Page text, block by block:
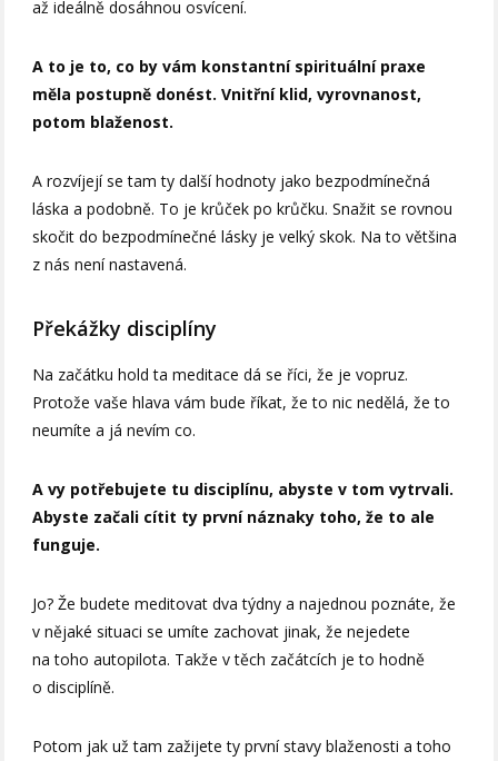
až ideálně dosáhnou osvícení.
A to je to, co by vám konstantní spirituální praxe
měla postupně donést. Vnitřní klid, vyrovnanost,
potom blaženost.
A rozvíjejí se tam ty další hodnoty jako bezpodmínečná
láska a podobně. To je krůček po krůčku. Snažit se rovnou
skočit do bezpodmínečné lásky je velký skok. Na to většina
z nás není nastavená.
Překážky disciplíny
Na začátku hold ta meditace dá se říci, že je vopruz.
Protože vaše hlava vám bude říkat, že to nic nedělá, že to
neumíte a já nevím co.
A vy potřebujete tu disciplínu, abyste v tom vytrvali.
Abyste začali cítit ty první náznaky toho, že to ale
funguje.
Jo? Že budete meditovat dva týdny a najednou poznáte, že
v nějaké situaci se umíte zachovat jinak, že nejedete
na toho autopilota. Takže v těch začátcích je to hodně
o disciplíně.
Potom jak už tam zažijete ty první stavy blaženosti a toho